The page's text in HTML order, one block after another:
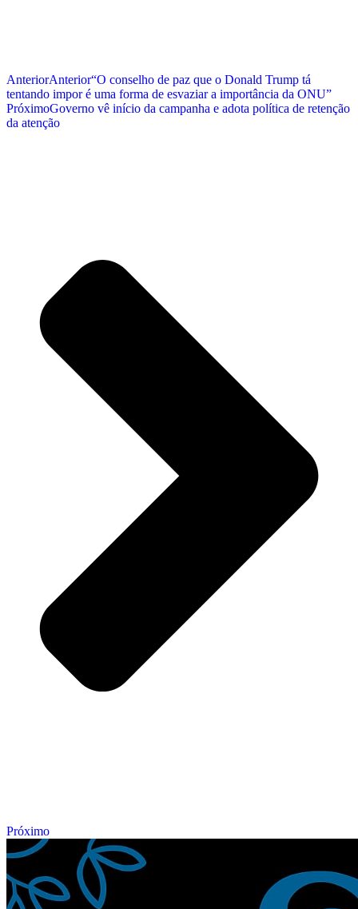
AnteriorAnterior“O conselho de paz que o Donald Trump tá
tentando impor é uma forma de esvaziar a importância da ONU”
PróximoGoverno vê início da campanha e adota política de retenção
da atenção
Próximo